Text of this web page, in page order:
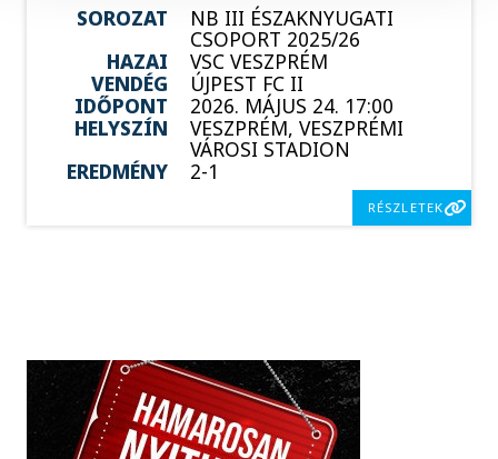
SOROZAT NB III ÉSZAKNYUGATI
CSOPORT 2025/26
HAZAI
VSC VESZPRÉM
VENDÉG
ÚJPEST FC II
IDŐPONT
2026. MÁJUS 24. 17:00
HELYSZÍN
VESZPRÉM, VESZPRÉMI
VÁROSI STADION
EREDMÉNY
2-1
RÉSZLETEK